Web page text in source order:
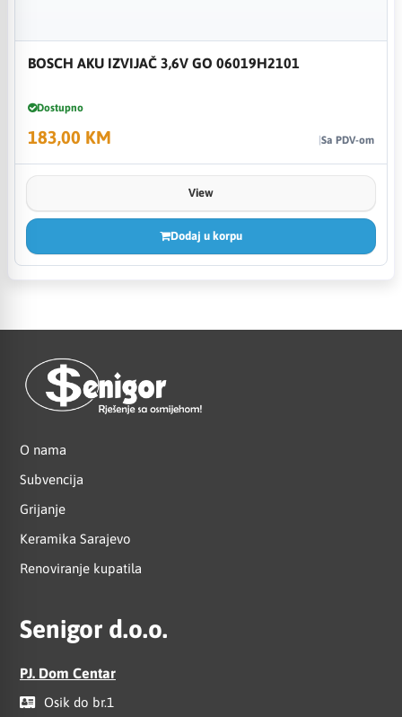
BOSCH AKU IZVIJAČ 3,6V GO 06019H2101
Dostupno
183,00 KM Sa PDV-om
View
Dodaj u korpu
O nama
Subvencija
Grijanje
Keramika Sarajevo
Renoviranje kupatila
Senigor d.o.o.
PJ. Dom Centar
Osik do br.1